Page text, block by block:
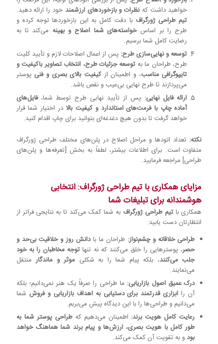
خواهید داشت که نظرات و بازخوردهای ارزشمند خود را ارائه دهید.
تیم طراحی ژورگراف با دقت کامل به این بازخوردها توجه کرده و
طرح را بر اساسخواسته‌های شما اصلاح و بهینه می‌کند تا به
رضایت کامل شما برسیم.
توسعه و نهایی‌سازی طرح: پس از اعمال اصلاحات لازم و تأیید کلیت
طرح، طراحان ما به توسعه جزئیات طرح، انتخاب تصاویر باکیفیت و
تایپوگرافی مناسب، و اطمینان ازکیفیت بالای بصری و فنی پوستر
می‌پردازند تا طرح نهایی بی‌عیب و نقص باشد.
ارائه فایل نهایی: پس از تأیید نهایی طرح توسط شما،فایل‌های
آماده چاپ با فرمت‌های استاندارد و کیفیت بالا در اختیار شما قرار
خواهد گرفت تا بدون هیچ دغدغه‌ای بتوانید برای چاپ اقدام کنید.
نکته: تعداد اتودها و مراحل اصلاح در پلن‌های مختلف طراحی ژورگراف
متفاوت است. برای اطلاعات بیشتر، لطفاً به بخش [تعرفه‌ها و پلن‌های
طراحی] مراجعه فرمایید.
مزایای همکاری با تیم طراحی ژورگراف: انتخابی
هوشمندانه برای تبلیغات شما
همکاری باتیم طراحی ژورگراف به شما کمک می‌کند تا به نتایجی فراتر از
انتظارتان دست یابید:
طراحی خلاقانه و چشم‌نواز: طراحان ما بادانش روز و خلاقیت بی‌حد و
حصر، پوسترهایی را خلق می‌کنند که نه تنها توجه مخاطبان را به خود
جلب می‌کنند، بلکه پیام شما را به شکلی موثر و ماندگارمنتقل
می‌نمایند.
درک عمیق اصول بازاریابی: ما طراحی را صرفاً یک هنر نمی‌دانیم؛ بلکه
آن را ابزاری قدرتمند برای دستیابی به اهداف بازاریابی و فروش شما
می‌دانیم و طراحی‌ها را با این دیدگاه پیش می‌بریم.
رعایت کامل هویت برند: اطمینان می‌دهیم کهطراحی پوستر شما به
طور کامل با هویت بصری، ارزش‌ها و پیام برند شما هماهنگ خواهد
بودو به تقویت آن کمک می‌کند.